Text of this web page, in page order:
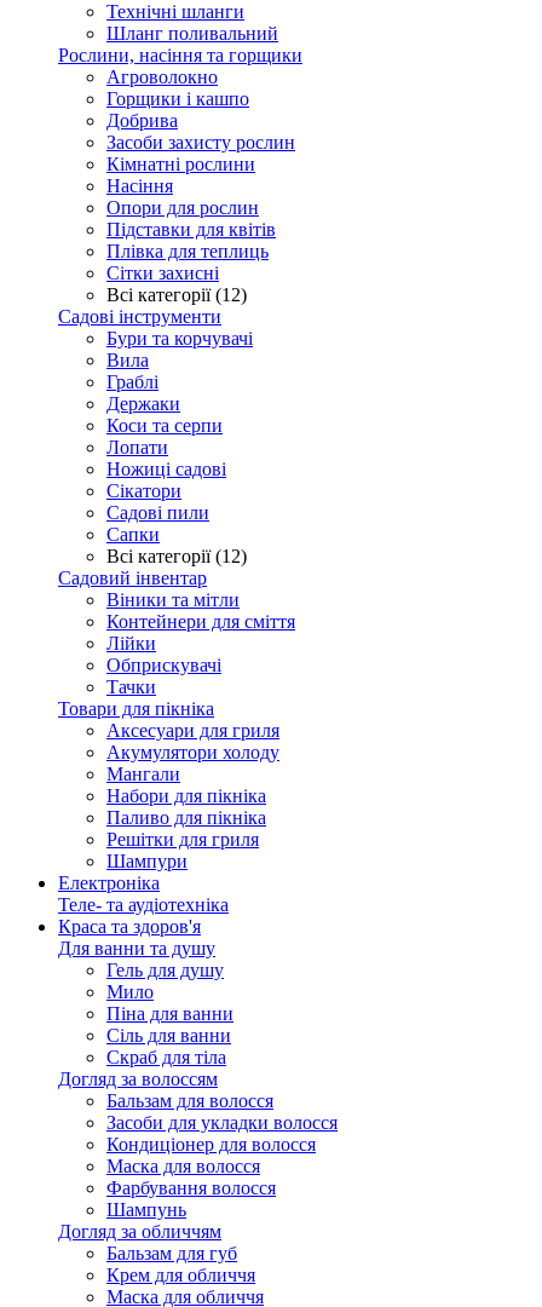
Технічні шланги
Шланг поливальний
Рослини, насіння та горщики
Агроволокно
Горщики і кашпо
Добрива
Засоби захисту рослин
Кімнатні рослини
Насіння
Опори для рослин
Підставки для квітів
Плівка для теплиць
Сітки захисні
Всі категорії (12)
Садові інструменти
Бури та корчувачі
Вила
Граблі
Держаки
Коси та серпи
Лопати
Ножиці садові
Сікатори
Садові пили
Сапки
Всі категорії (12)
Садовий інвентар
Віники та мітли
Контейнери для сміття
Лійки
Обприскувачі
Тачки
Товари для пікніка
Аксесуари для гриля
Акумулятори холоду
Мангали
Набори для пікніка
Паливо для пікніка
Решітки для гриля
Шампури
Електроніка
Теле- та аудіотехніка
Краса та здоров'я
Для ванни та душу
Гель для душу
Мило
Піна для ванни
Сіль для ванни
Скраб для тіла
Догляд за волоссям
Бальзам для волосся
Засоби для укладки волосся
Кондиціонер для волосся
Маска для волосся
Фарбування волосся
Шампунь
Догляд за обличчям
Бальзам для губ
Крем для обличчя
Маска для обличчя